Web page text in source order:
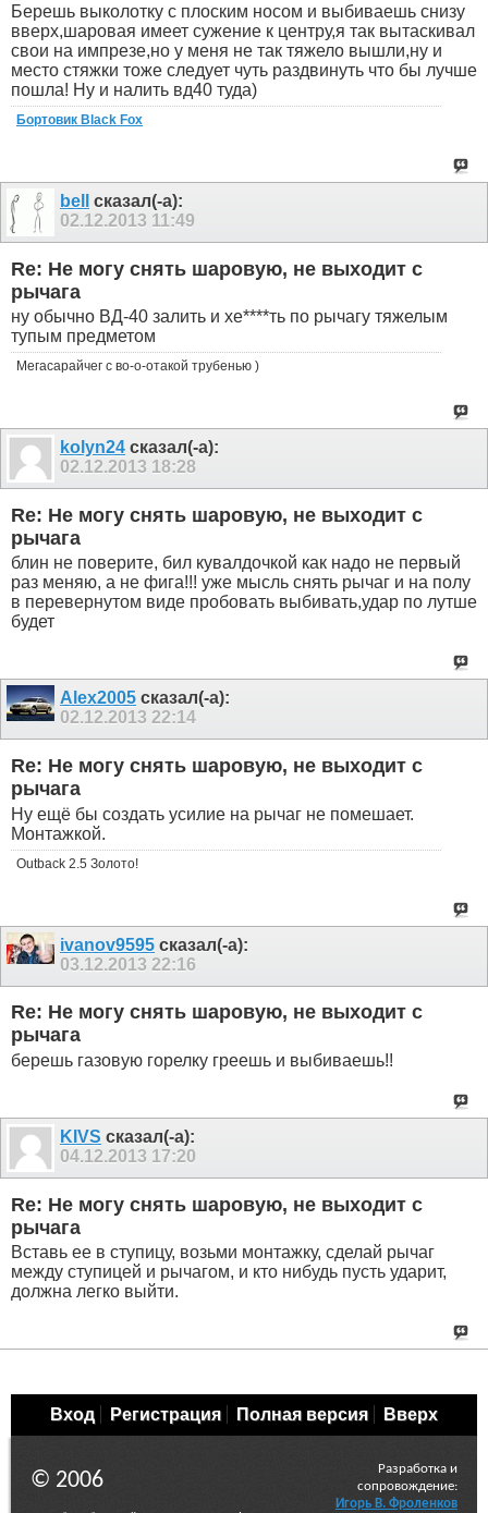
Берешь выколотку с плоским носом и выбиваешь снизу
вверх,шаровая имеет сужение к центру,я так вытаскивал
свои на импрезе,но у меня не так тяжело вышли,ну и
место стяжки тоже следует чуть раздвинуть что бы лучше
пошла! Ну и налить вд40 туда)
Бортовик Black Fox
bell
сказал(-а):
02.12.2013 11:49
Re: Не могу снять шаровую, не выходит с
рычага
ну обычно ВД-40 залить и хе****ть по рычагу тяжелым
тупым предметом
Мегасарайчег с во-о-отакой трубенью )
kolyn24 сказал(-а):
02.12.2013 18:28
Re: Не могу снять шаровую, не выходит с
рычага
блин не поверите, бил кувалдочкой как надо не первый
раз меняю, а не фига!!! уже мысль снять рычаг и на полу
в перевернутом виде пробовать выбивать,удар по лутше
будет
Alex2005 сказал(-а):
02.12.2013 22:14
Re: Не могу снять шаровую, не выходит с
рычага
Ну ещё бы создать усилие на рычаг не помешает.
Монтажкой.
Outback 2.5 Золото!
ivanov9595 сказал(-а):
03.12.2013 22:16
Re: Не могу снять шаровую, не выходит с
рычага
берешь газовую горелку греешь и выбиваешь!!
KIVS сказал(-а):
04.12.2013 17:20
Re: Не могу снять шаровую, не выходит с
рычага
Вставь ее в ступицу, возьми монтажку, сделай рычаг
между ступицей и рычагом, и кто нибудь пусть ударит,
должна легко выйти.
Вход Регистрация Полная версия Вверх
© 2006
Разработка и
сопровождение:
Игорь В. Фроленков